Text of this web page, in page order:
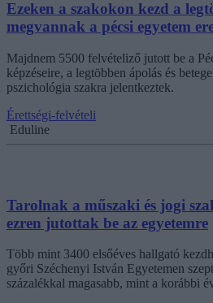
Ezeken a szakokon kezd a
megvannak a pécsi egyetem
Majdnem 5500 felvételiző jutott be a
képzéseire, a legtöbben ápolás és
pszichológia szakra jelentkeztek.
Érettségi-felvételi
Eduline
Tarolnak a műszaki és jogi
ezren jutottak be az egyetemre
Több mint 3400 elsőéves hallgató
győri Széchenyi István Egyetemen
százalékkal magasabb, mint a korábbi